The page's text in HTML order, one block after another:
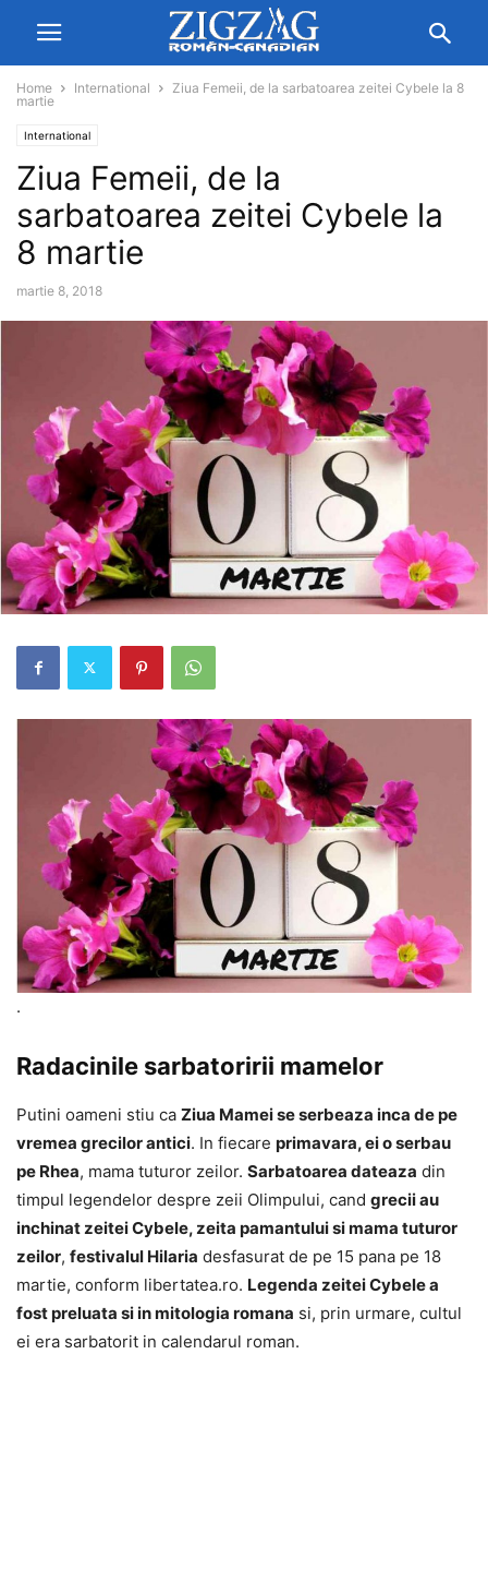
Home International
Ziua Femeii, de la sarbatoarea zeitei Cybele la 8
martie
International
Ziua Femeii, de la
sarbatoarea zeitei Cybele la
8 martie
martie 8, 2018
.
Radacinile sarbatoririi mamelor
Putini oameni stiu ca Ziua Mamei se serbeaza inca de pe
vremea grecilor antici. In fiecare primavara, ei o serbau
pe Rhea, mama tuturor zeilor. Sarbatoarea dateaza din
timpul legendelor despre zeii Olimpului, cand grecii au
inchinat zeitei Cybele, zeita pamantului si mama tuturor
zeilor, festivalul Hilaria desfasurat de pe 15 pana pe 18
martie, conform libertatea.ro. Legenda zeitei Cybele a
fost preluata si in mitologia romana si, prin urmare, cultul
ei era sarbatorit in calendarul roman.